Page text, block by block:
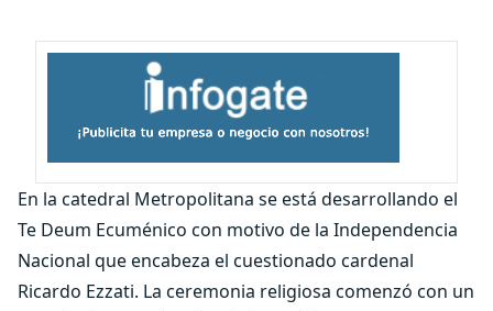
En la catedral Metropolitana se está desarrollando el
Te Deum Ecuménico con motivo de la Independencia
Nacional que encabeza el cuestionado cardenal
Ricardo Ezzati. La ceremonia religiosa comenzó con un